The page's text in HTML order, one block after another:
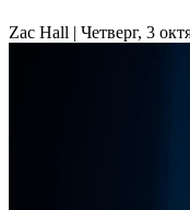
Zac Hall | Четверг, 3